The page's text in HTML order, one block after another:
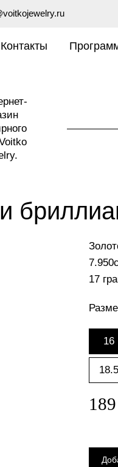
Контакты
17
16
18.5